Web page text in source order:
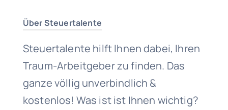
Über Steuertalente
Steuertalente hilft Ihnen dabei, Ihren
Traum-Arbeitgeber zu finden. Das
ganze völlig unverbindlich &
kostenlos! Was ist ist Ihnen wichtig?